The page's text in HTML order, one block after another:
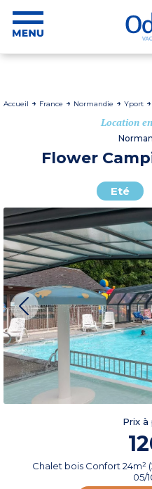
Accueil France Normandie Yport
Location
Flower
Eté
Prix
Chalet bois Confort 24m²
05/